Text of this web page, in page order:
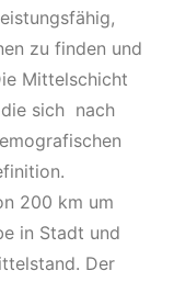
zu finden und
Mittelschicht
sich nach
200 km um
in Stadt und
Der